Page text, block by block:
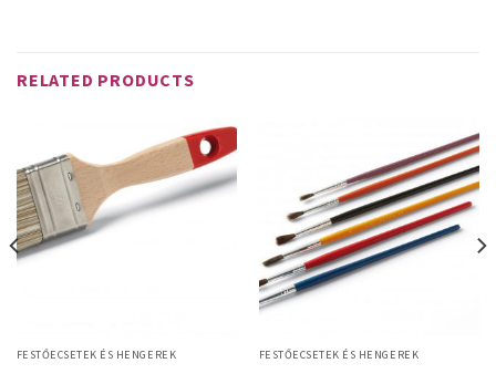
RELATED PRODUCTS
FESTŐECSETEK ÉS HENGEREK FESTŐECSETEK ÉS HENGEREK